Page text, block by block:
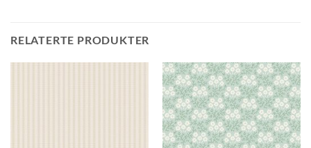
RELATERTE PRODUKTER